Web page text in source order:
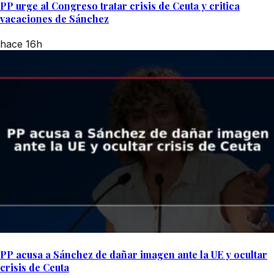
PP urge al Congreso tratar crisis de Ceuta y critica
vacaciones de Sánchez
hace 16h
PP acusa a Sánchez de dañar imagen ante la UE y ocultar
crisis de Ceuta